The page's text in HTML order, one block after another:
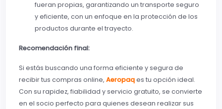
fueran propias, garantizando un transporte seguro
y eficiente, con un enfoque en la protección de los
productos durante el trayecto.
Recomendación final:
Si estás buscando una forma eficiente y segura de
recibir tus compras online, Aeropaqes tu opción ideal.
Con su rapidez, fiabilidad y servicio gratuito, se convierte
en el socio perfecto para quienes desean realizar sus